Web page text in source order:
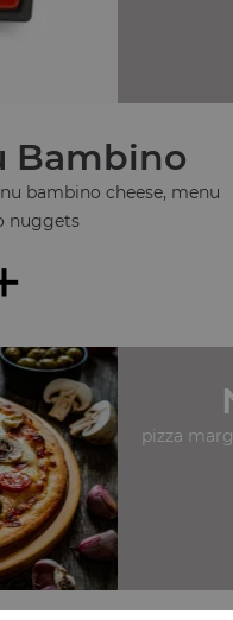
Bambino
bambino cheese, menu
nuggets
pizza